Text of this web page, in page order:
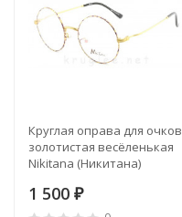
Круглая оправа для очков
золотистая весёленькая
Nikitana (Никитана)
1 500 ₽